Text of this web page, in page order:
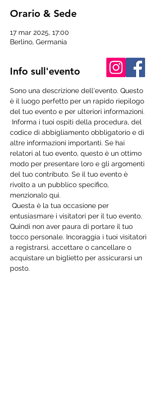
Orario & Sede
17 mar 2025, 17:00
Berlino, Germania
Info sull'evento
Sono una descrizione dell'evento. Questo
è il luogo perfetto per un rapido riepilogo
del tuo evento e per ulteriori informazioni.
codice di abbigliamento obbligatorio e di
altre informazioni importanti. Se hai
relatori al tuo evento, questo è un ottimo
modo per presentare loro e gli argomenti
del tuo contributo. Se il tuo evento è
rivolto a un pubblico specifico,
menzionalo qui.
entusiasmare i visitatori per il tuo evento.
Quindi non aver paura di portare il tuo
tocco personale. Incoraggia i tuoi visitatori
a registrarsi, accettare o cancellare o
acquistare un biglietto per assicurarsi un
posto.